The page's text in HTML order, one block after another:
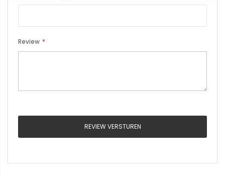
Review
REVIEW VERSTUREN